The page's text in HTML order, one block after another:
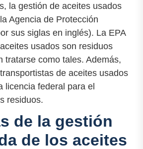
la gestión de aceites usados
Agencia de Protección
sus siglas en inglés). La EPA
usados son residuos
tratarse como tales. Además,
de aceites usados
licencia federal para el
residuos.
de la gestión
de los aceites